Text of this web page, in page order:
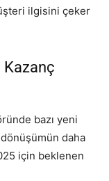
ilgisini çeker
Kazanç
bazı yeni
daha
için beklenen